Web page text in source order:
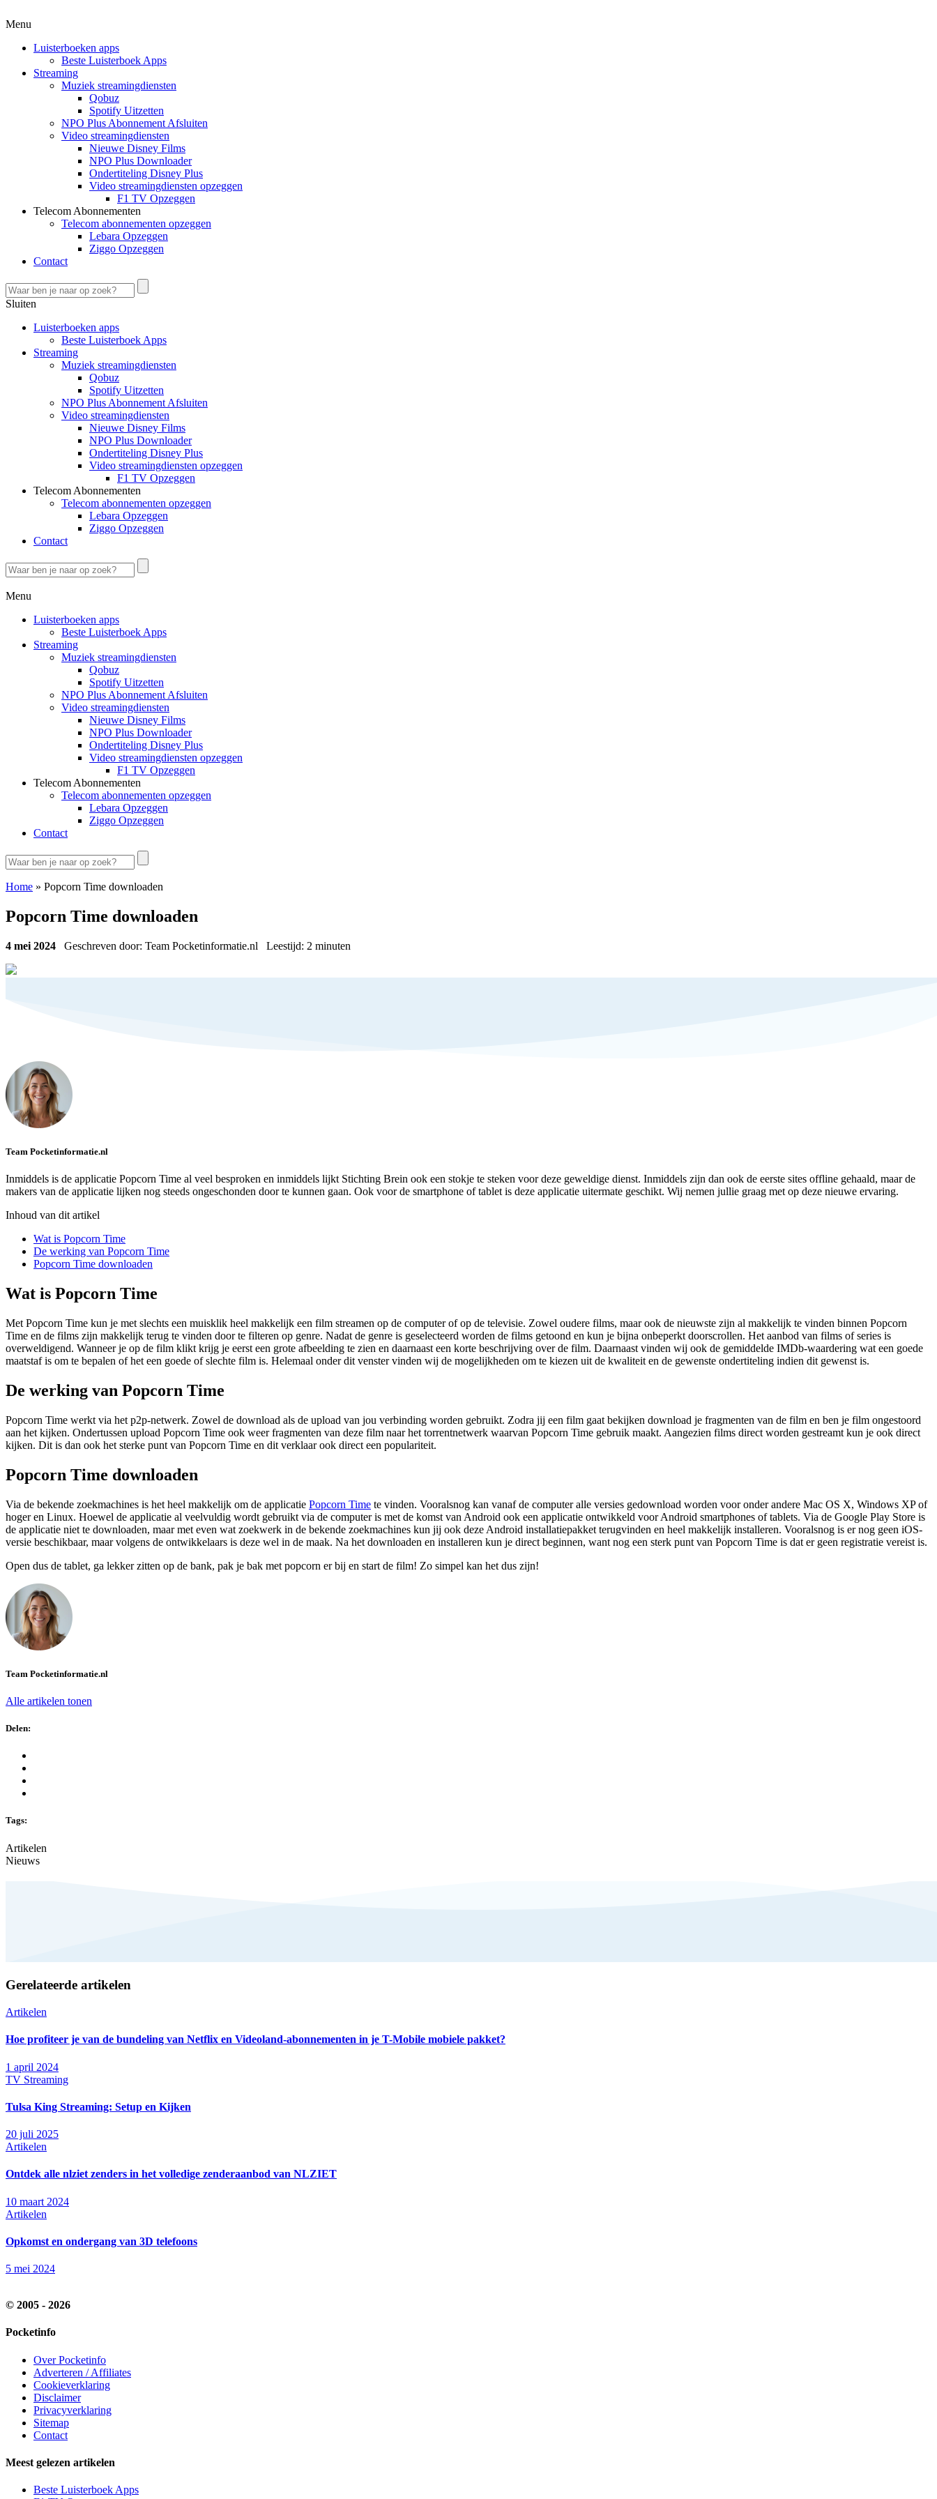
Menu
Luisterboeken apps
Beste Luisterboek Apps
Streaming
Muziek streamingdiensten
Qobuz
Spotify Uitzetten
NPO Plus Abonnement Afsluiten
Video streamingdiensten
Nieuwe Disney Films
NPO Plus Downloader
Ondertiteling Disney Plus
Video streamingdiensten opzeggen
F1 TV Opzeggen
Telecom Abonnementen
Telecom abonnementen opzeggen
Lebara Opzeggen
Ziggo Opzeggen
Contact
Sluiten
Luisterboeken apps
Beste Luisterboek Apps
Streaming
Muziek streamingdiensten
Qobuz
Spotify Uitzetten
NPO Plus Abonnement Afsluiten
Video streamingdiensten
Nieuwe Disney Films
NPO Plus Downloader
Ondertiteling Disney Plus
Video streamingdiensten opzeggen
F1 TV Opzeggen
Telecom Abonnementen
Telecom abonnementen opzeggen
Lebara Opzeggen
Ziggo Opzeggen
Contact
Menu
Luisterboeken apps
Beste Luisterboek Apps
Streaming
Muziek streamingdiensten
Qobuz
Spotify Uitzetten
NPO Plus Abonnement Afsluiten
Video streamingdiensten
Nieuwe Disney Films
NPO Plus Downloader
Ondertiteling Disney Plus
Video streamingdiensten opzeggen
F1 TV Opzeggen
Telecom Abonnementen
Telecom abonnementen opzeggen
Lebara Opzeggen
Ziggo Opzeggen
Contact
Home » Popcorn Time downloaden
Popcorn Time downloaden
4 mei 2024 Geschreven door: Team Pocketinformatie.nl Leestijd: 2 minuten
Team Pocketinformatie.nl
Inmiddels is de applicatie Popcorn Time al veel besproken en inmiddels lijkt Stichting Brein ook een stokje te steken voor deze geweldige dienst. Inmiddels zijn dan ook de eerste sites offline gehaald, maar de
makers van de applicatie lijken nog steeds ongeschonden door te kunnen gaan. Ook voor de smartphone of tablet is deze applicatie uitermate geschikt. Wij nemen jullie graag met op deze nieuwe ervaring.
Inhoud van dit artikel
Wat is Popcorn Time
De werking van Popcorn Time
Popcorn Time downloaden
Wat is Popcorn Time
Met Popcorn Time kun je met slechts een muisklik heel makkelijk een film streamen op de computer of op de televisie. Zowel oudere films, maar ook de nieuwste zijn al makkelijk te vinden binnen Popcorn
Time en de films zijn makkelijk terug te vinden door te filteren op genre. Nadat de genre is geselecteerd worden de films getoond en kun je bijna onbeperkt doorscrollen. Het aanbod van films of series is
overweldigend. Wanneer je op de film klikt krijg je eerst een grote afbeelding te zien en daarnaast een korte beschrijving over de film. Daarnaast vinden wij ook de gemiddelde IMDb-waardering wat een goede
maatstaf is om te bepalen of het een goede of slechte film is. Helemaal onder dit venster vinden wij de mogelijkheden om te kiezen uit de kwaliteit en de gewenste ondertiteling indien dit gewenst is.
De werking van Popcorn Time
Popcorn Time werkt via het p2p-netwerk. Zowel de download als de upload van jou verbinding worden gebruikt. Zodra jij een film gaat bekijken download je fragmenten van de film en ben je film ongestoord
aan het kijken. Ondertussen upload Popcorn Time ook weer fragmenten van deze film naar het torrentnetwerk waarvan Popcorn Time gebruik maakt. Aangezien films direct worden gestreamt kun je ook direct
kijken. Dit is dan ook het sterke punt van Popcorn Time en dit verklaar ook direct een populariteit.
Popcorn Time downloaden
Via de bekende zoekmachines is het heel makkelijk om de applicatie Popcorn Time te vinden. Vooralsnog kan vanaf de computer alle versies gedownload worden voor onder andere Mac OS X, Windows XP of
hoger en Linux. Hoewel de applicatie al veelvuldig wordt gebruikt via de computer is met de komst van Android ook een applicatie ontwikkeld voor Android smartphones of tablets. Via de Google Play Store is
de applicatie niet te downloaden, maar met even wat zoekwerk in de bekende zoekmachines kun jij ook deze Android installatiepakket terugvinden en heel makkelijk installeren. Vooralsnog is er nog geen iOS-
versie beschikbaar, maar volgens de ontwikkelaars is deze wel in de maak. Na het downloaden en installeren kun je direct beginnen, want nog een sterk punt van Popcorn Time is dat er geen registratie vereist is.
Open dus de tablet, ga lekker zitten op de bank, pak je bak met popcorn er bij en start de film! Zo simpel kan het dus zijn!
Team Pocketinformatie.nl
Alle artikelen tonen
Delen:
Tags:
Artikelen
Nieuws
Gerelateerde artikelen
Artikelen
Hoe profiteer je van de bundeling van Netflix en Videoland-abonnementen in je T-Mobile mobiele pakket?
1 april 2024
TV Streaming
Tulsa King Streaming: Setup en Kijken
20 juli 2025
Artikelen
Ontdek alle nlziet zenders in het volledige zenderaanbod van NLZIET
10 maart 2024
Artikelen
Opkomst en ondergang van 3D telefoons
5 mei 2024
© 2005 - 2026
Pocketinfo
Over Pocketinfo
Adverteren / Affiliates
Cookieverklaring
Disclaimer
Privacyverklaring
Sitemap
Contact
Meest gelezen artikelen
Beste Luisterboek Apps